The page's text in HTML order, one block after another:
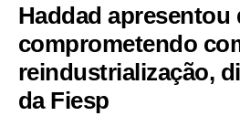
Haddad
comprometendo
reindustrialização,
da Fiesp